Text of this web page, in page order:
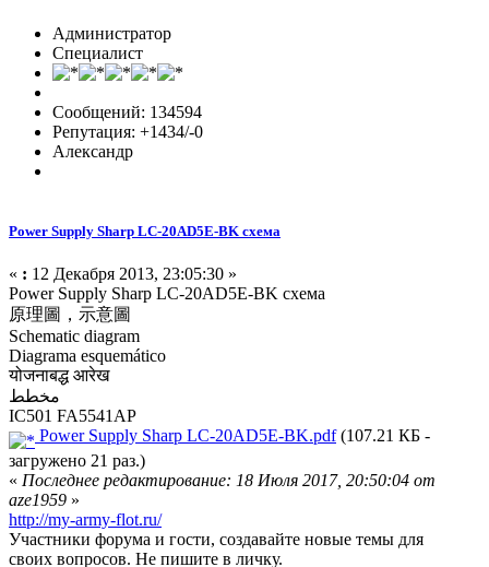
Администратор
Специалист
Сообщений: 134594
Репутация: +1434/-0
Александр
Power Supply Sharp LC-20AD5E-BK схема
« : 12 Декабря 2013, 23:05:30 »
Power Supply Sharp LC-20AD5E-BK схема
原理圖，示意圖
Schematic diagram
Diagrama esquemático
योजनाबद्ध आरेख
مخطط
IC501 FA5541AP
Power Supply Sharp LC-20AD5E-BK.pdf(107.21 КБ -
загружено 21 раз.)
« Последнее редактирование: 18 Июля 2017, 20:50:04 от
aze1959 »
http://my-army-flot.ru/
Участники форума и гости, создавайте новые темы для
своих вопросов. Не пишите в личку.